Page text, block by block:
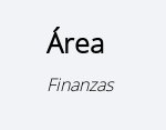
Área
Finanzas